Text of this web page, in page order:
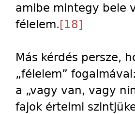
amibe mintegy bele
félelem.[18]
Más kérdés persze,
„félelem”
a „vagy van, vagy
fajok értelmi